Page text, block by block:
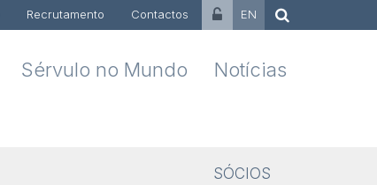
Recrutamento Contactos EN
Sérvulo no Mundo Notícias
SÓCIOS